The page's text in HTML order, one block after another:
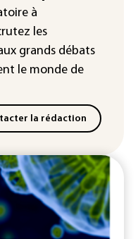
milliards
à
les
grands débats
le monde de
la rédaction